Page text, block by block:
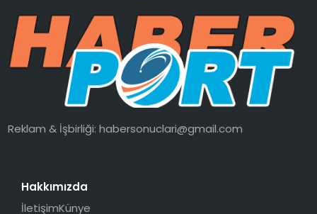
Reklam & İşbirliği:habersonuclari@gmail.com
Hakkımızda
İletişimKünye